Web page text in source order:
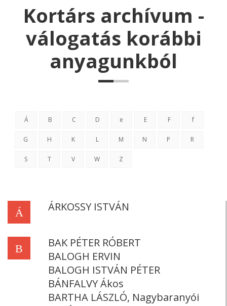
Kortárs archívum -
válogatás korábbi
anyagunkból
Á B C D e E F f
G H K L M N P R
S T V W Z
Á ÁRKOSSY ISTVÁN
B
BAK PÉTER RÓBERT
BALOGH ERVIN
BALOGH ISTVÁN PÉTER
BÁNFALVY Ákos
BARTHA LÁSZLÓ, Nagybaranyói